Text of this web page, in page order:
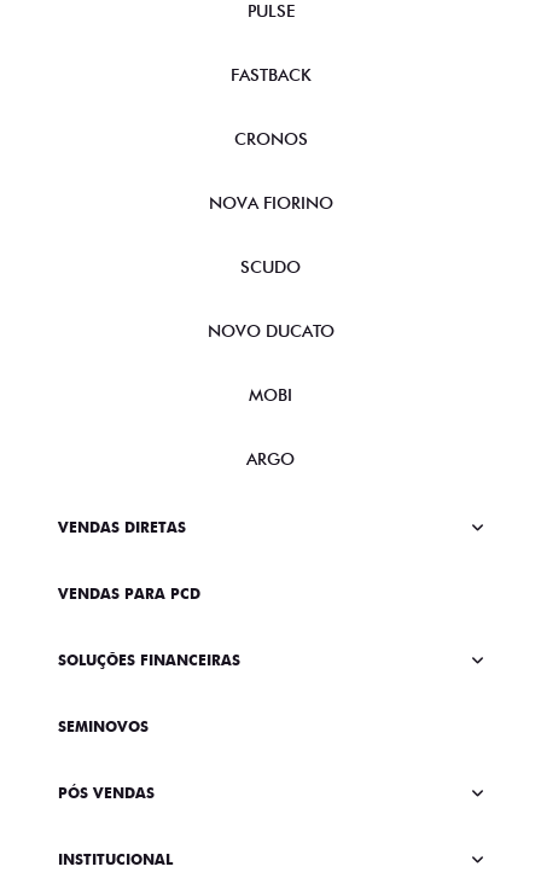
PULSE
FASTBACK
CRONOS
NOVA FIORINO
SCUDO
NOVO DUCATO
MOBI
ARGO
VENDAS DIRETAS
VENDAS PARA PCD
SOLUÇÕES FINANCEIRAS
SEMINOVOS
PÓS VENDAS
INSTITUCIONAL